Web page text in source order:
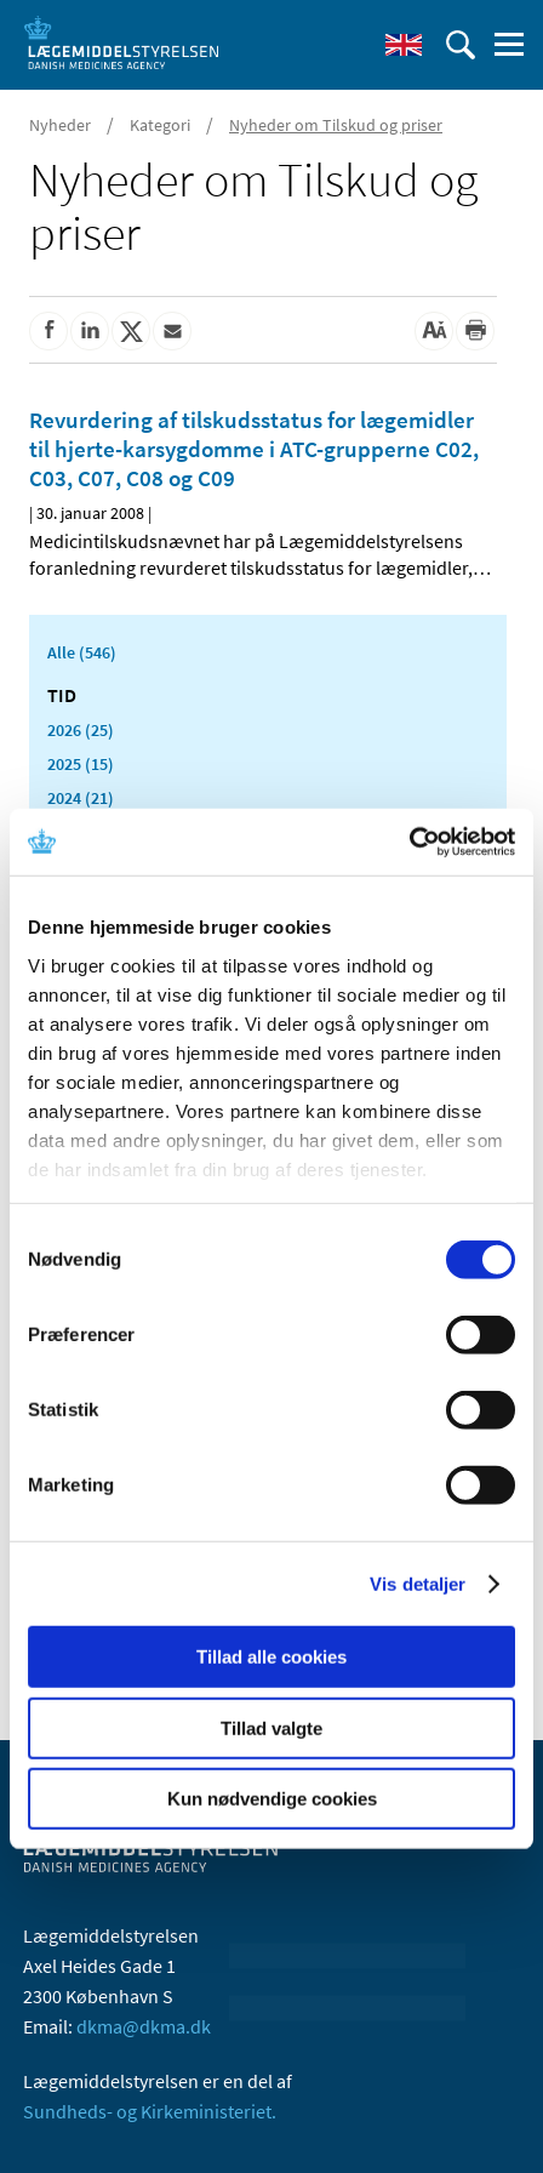
Denne hjemmeside bruger cookies
Vi bruger cookies til at tilpasse vores indhold og
annoncer, til at vise dig funktioner til sociale medier og til
at analysere vores trafik. Vi deler også oplysninger om
din brug af vores hjemmeside med vores partnere inden
for sociale medier, annonceringspartnere og
analysepartnere. Vores partnere kan kombinere disse
data med andre oplysninger, du har givet dem, eller som
de har indsamlet fra din brug af deres tjenester.
Nødvendig
Præferencer
Statistik
Marketing
Vis detaljer
Tillad alle cookies
Tillad valgte
Kun nødvendige cookies
Nyheder / Kategori / Nyheder om Tilskud og priser
Nyheder om Tilskud og
priser
Revurdering af tilskudsstatus for lægemidler
til hjerte-karsygdomme i ATC-grupperne C02,
C03, C07, C08 og C09
|30. januar 2008 |
Medicintilskudsnævnet har på Lægemiddelstyrelsens
foranledning revurderet tilskudsstatus for lægemidler,…
Alle (546)
TID
2026 (25)
2025 (15)
2024 (21)
2023 (21)
2020 (19)
2019 (44)
2018 (46)
2017 (38)
2016 (48)
2015 (31)
2014 (44)
2013 (45)
2012 (44)
2010 (7)
2008 (8)
november (2)
juli (1)
2005 (2)
Lægemiddelstyrelsen
Axel Heides Gade 1
2300 København S
Email: dkma@dkma.dk
Lægemiddelstyrelsen er en del af
Sundheds- og Kirkeministeriet.